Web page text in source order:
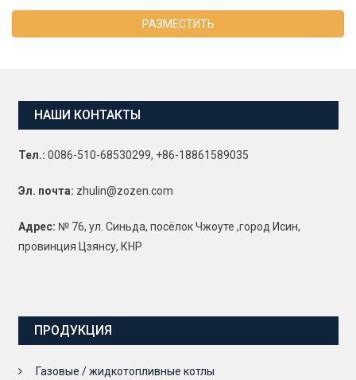
РАЗМЕСТИТЬ
НАШИ КОНТАКТЫ
Тел.: 0086-510-68530299, +86-18861589035
Эл. почта: zhulin@zozen.com
Адрес: № 76, ул. Синьда, посёлок Чжоуте ,город Исин,
провинция Цзянсу, КНР
ПРОДУКЦИЯ
Газовые / жидкотопливные котлы